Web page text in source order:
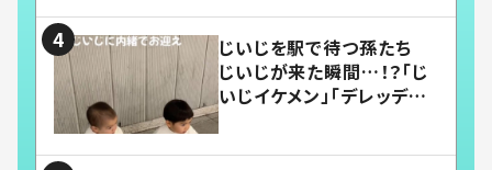
じいじを駅で待つ孫たち
じいじが来た瞬間…！？「じ
いじイケメン」「デレッデレ」